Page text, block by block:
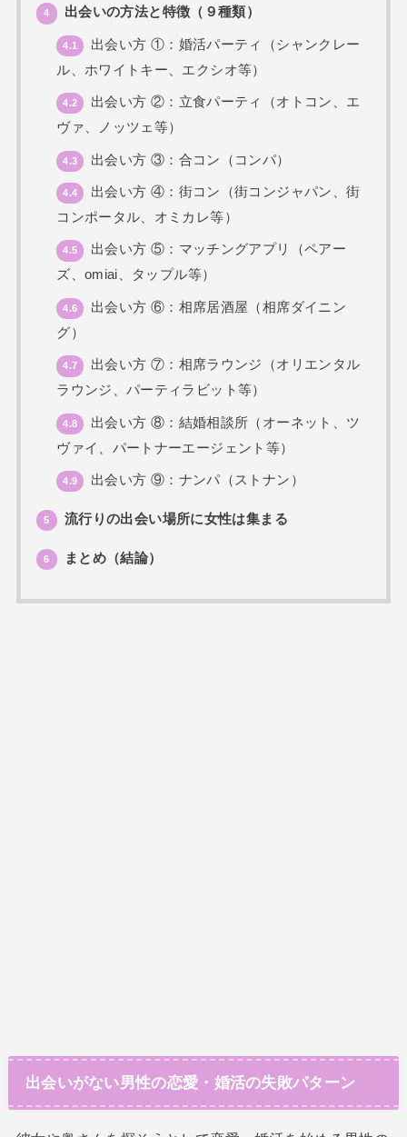
4 出会いの方法と特徴（９種類）
4.1
出会い方 ①：婚活パーティ（シャンクレー
ル、ホワイトキー、エクシオ等）
4.2
出会い方 ②：立食パーティ（オトコン、エ
ヴァ、ノッツェ等）
4.3 出会い方 ③：合コン（コンパ）
4.4
出会い方 ④：街コン（街コンジャパン、街
コンポータル、オミカレ等）
4.5
出会い方 ⑤：マッチングアプリ（ペアー
ズ、omiai、タップル等）
4.6
出会い方 ⑥：相席居酒屋（相席ダイニン
グ）
4.7
出会い方 ⑦：相席ラウンジ（オリエンタル
ラウンジ、パーティラビット等）
4.8
出会い方 ⑧：結婚相談所（オーネット、ツ
ヴァイ、パートナーエージェント等）
4.9 出会い方 ⑨：ナンパ（ストナン）
5 流行りの出会い場所に女性は集まる
6 まとめ（結論）
出会いがない男性の恋愛・婚活の失敗パターン